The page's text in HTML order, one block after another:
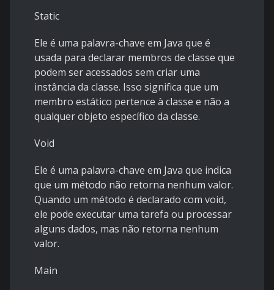
Static
Ele é uma palavra-chave em Java que é
usada para declarar membros de classe que
podem ser acessados sem criar uma
instância da classe. Isso significa que um
membro estático pertence à classe e não a
qualquer objeto específico da classe.
Void
Ele é uma palavra-chave em Java que indica
que um método não retorna nenhum valor.
Quando um método é declarado com void,
ele pode executar uma tarefa ou processar
alguns dados, mas não retorna nenhum
valor.
Main